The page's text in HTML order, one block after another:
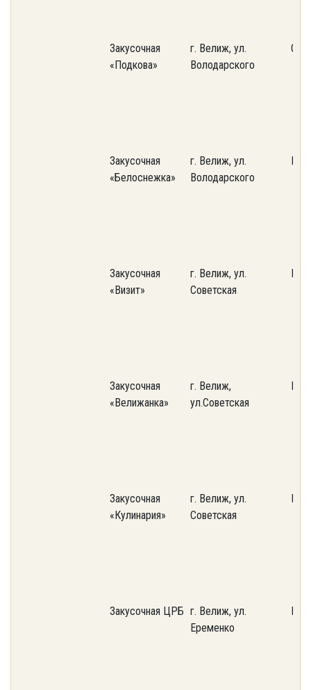
Закусочная
«Подкова»
г. Велиж, ул.
Володарского
ООО
Закусочная
«Белоснежка»
г. Велиж, ул.
Володарского
Закусочная
«Визит»
г. Велиж, ул.
Советская
Закусочная
«Велижанка»
г. Велиж,
ул.Советская
Закусочная
«Кулинария»
г. Велиж, ул.
Советская
Закусочная ЦРБ г. Велиж, ул.
Еременко